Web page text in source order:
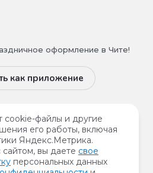
оформление в Чите!
как приложение
Мы в сети
к оплате
cookie-файлы и другие
его работы, включая
Яндекс.Метрика.
вы даете свое
персональных данных